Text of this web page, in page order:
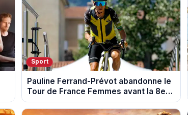
Sport
Pauline Ferrand-Prévot abandonne le
Tour de France Femmes avant la 8e
étape